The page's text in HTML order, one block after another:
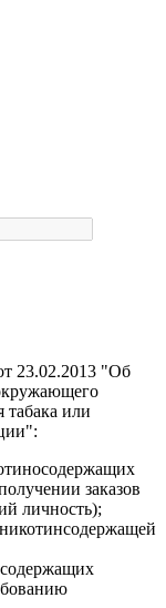
23.02.2013 "Об
табака или
заказов
личность);